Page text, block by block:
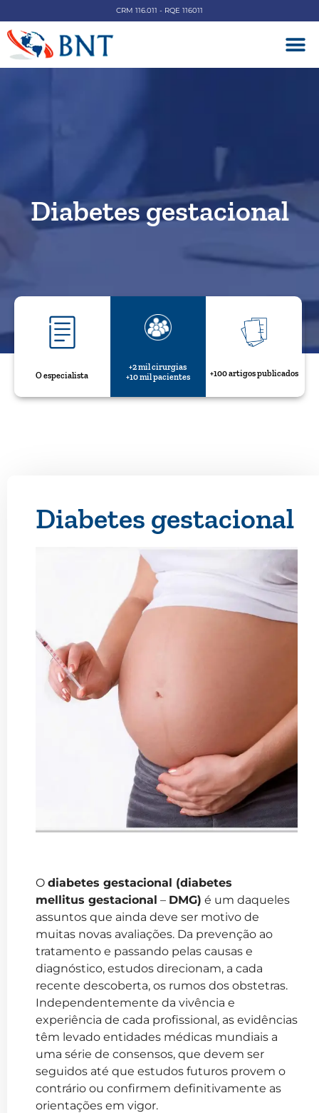
CRM 116.011 - RQE 116011
Diabetes gestacional
O especialista
+2 mil cirurgias
+10 mil pacientes
+100 artigos publicados
Diabetes gestacional
O diabetes gestacional (diabetes
mellitus gestacional – DMG) é um daqueles
assuntos que ainda deve ser motivo de
muitas novas avaliações. Da prevenção ao
tratamento e passando pelas causas e
diagnóstico, estudos direcionam, a cada
recente descoberta, os rumos dos obstetras.
Independentemente da vivência e
experiência de cada profissional, as evidências
têm levado entidades médicas mundiais a
uma série de consensos, que devem ser
seguidos até que estudos futuros provem o
contrário ou confirmem definitivamente as
orientações em vigor.